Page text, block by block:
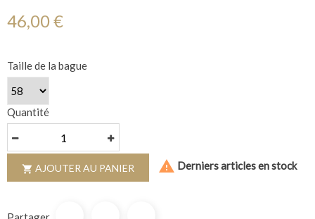
46,00 €
Taille de la bague
Quantité
 AJOUTER AU PANIER  Derniers articles en stock